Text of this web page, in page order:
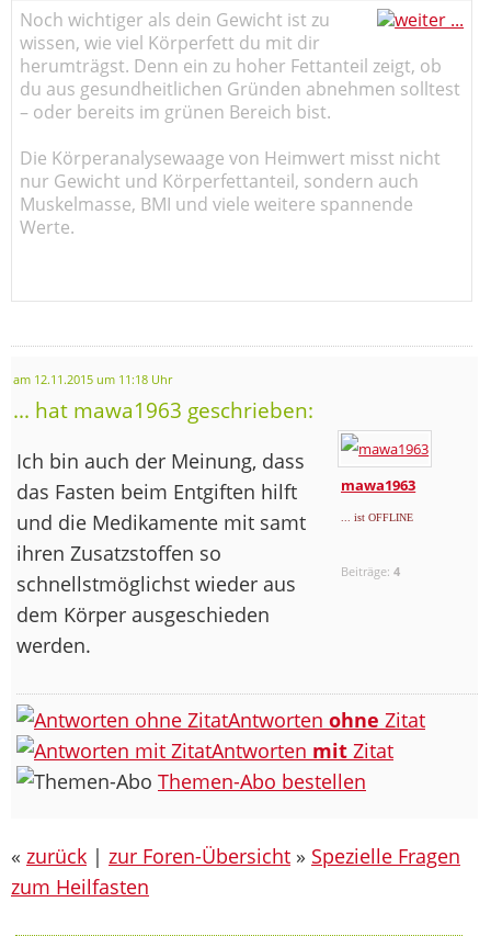
Noch wichtiger als dein Gewicht ist zu
wissen, wie viel Körperfett du mit dir
herumträgst. Denn ein zu hoher Fettanteil zeigt, ob
du aus gesundheitlichen Gründen abnehmen solltest
– oder bereits im grünen Bereich bist.
Die Körperanalysewaage von Heimwert misst nicht
nur Gewicht und Körperfettanteil, sondern auch
Muskelmasse, BMI und viele weitere spannende
Werte.
am 12.11.2015 um 11:18 Uhr
... hat mawa1963 geschrieben:
mawa1963
... ist OFFLINE
Beiträge:4
Ich bin auch der Meinung, dass
das Fasten beim Entgiften hilft
und die Medikamente mit samt
ihren Zusatzstoffen so
schnellstmöglichst wieder aus
dem Körper ausgeschieden
werden.
Antworten ohne Zitat
Antworten mit Zitat
Themen-Abo bestellen
« zurück | zur Foren-Übersicht » Spezielle Fragen
zum Heilfasten